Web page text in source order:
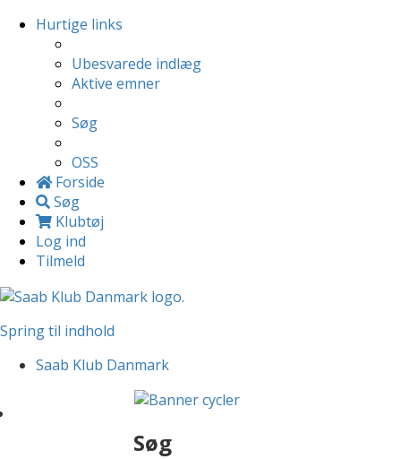
Hurtige links
Ubesvarede indlæg
Aktive emner
Søg
OSS
Forside
Søg
Klubtøj
Log ind
Tilmeld
Spring til indhold
Saab Klub Danmark
Søg